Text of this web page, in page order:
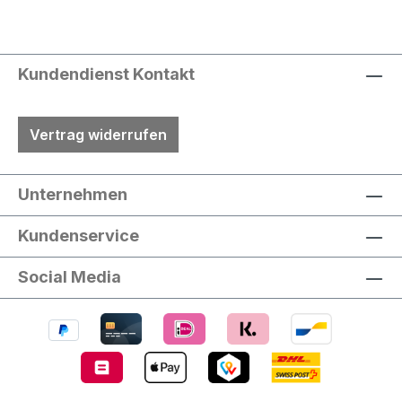
Kundendienst Kontakt
Vertrag widerrufen
Unternehmen
Kundenservice
Social Media